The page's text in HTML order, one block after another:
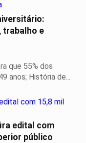
trabalho e
que 55% dos
anos; História de...
edital com
público